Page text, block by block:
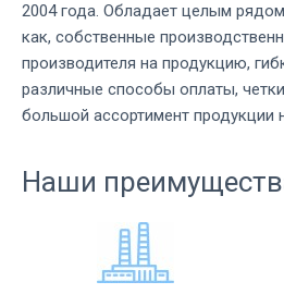
2004 года. Обладает целым
как, собственные
производителя на продукцию,
различные способы оплаты,
большой ассортимент продукции
Наши